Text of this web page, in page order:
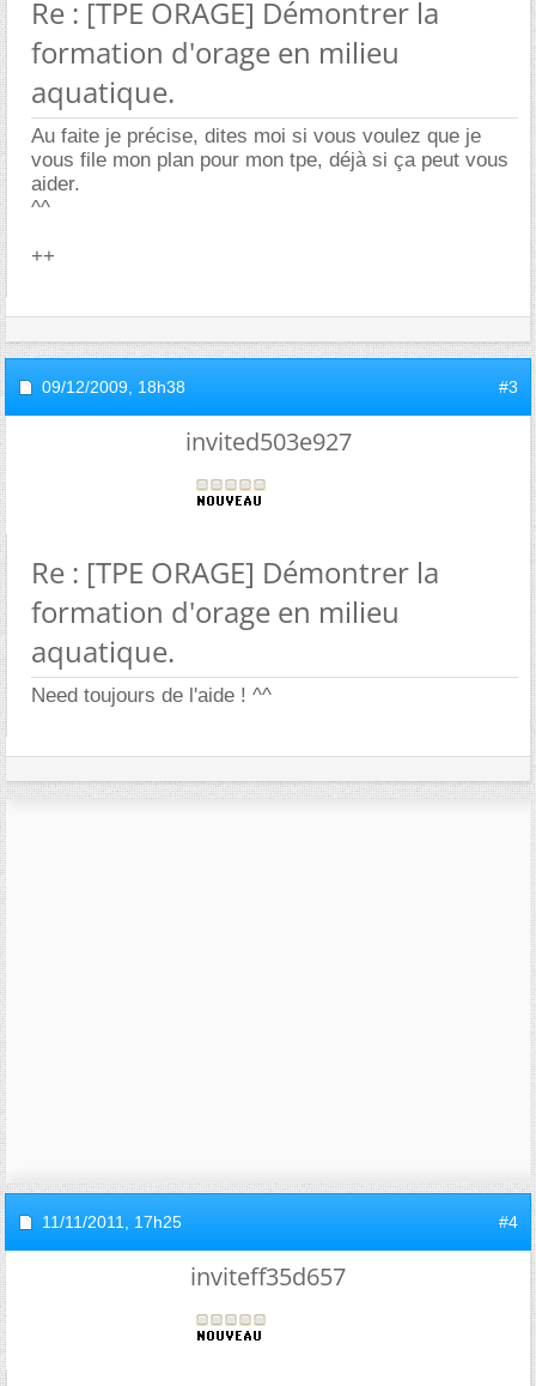
Re : [TPE ORAGE] Démontrer la
formation d'orage en milieu
aquatique.
Au faite je précise, dites moi si vous voulez que je
vous file mon plan pour mon tpe, déjà si ça peut vous
aider.
^^
++
09/12/2009, 18h38 #3
invited503e927
Re : [TPE ORAGE] Démontrer la
formation d'orage en milieu
aquatique.
Need toujours de l'aide ! ^^
11/11/2011, 17h25 #4
inviteff35d657